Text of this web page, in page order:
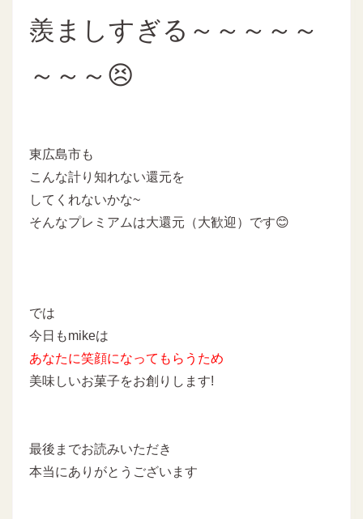
羨ましすぎる～～～～～
～～～😣
東広島市も
こんな計り知れない還元を
してくれないかな~
そんなプレミアムは大還元（大歓迎）です😊
では
今日もmikeは
あなたに笑顔になってもらうため
美味しいお菓子をお創りします!
最後までお読みいただき
本当にありがとうございます